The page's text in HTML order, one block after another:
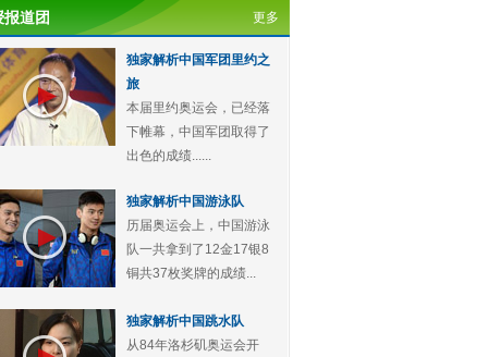
报道团 更多
独家解析中国军团里约之
旅
本届里约奥运会，已经落
下帷幕，中国军团取得了
出色的成绩......
独家解析中国游泳队
历届奥运会上，中国游泳
队一共拿到了12金17银8
铜共37枚奖牌的成绩...
独家解析中国跳水队
从84年洛杉矶奥运会开